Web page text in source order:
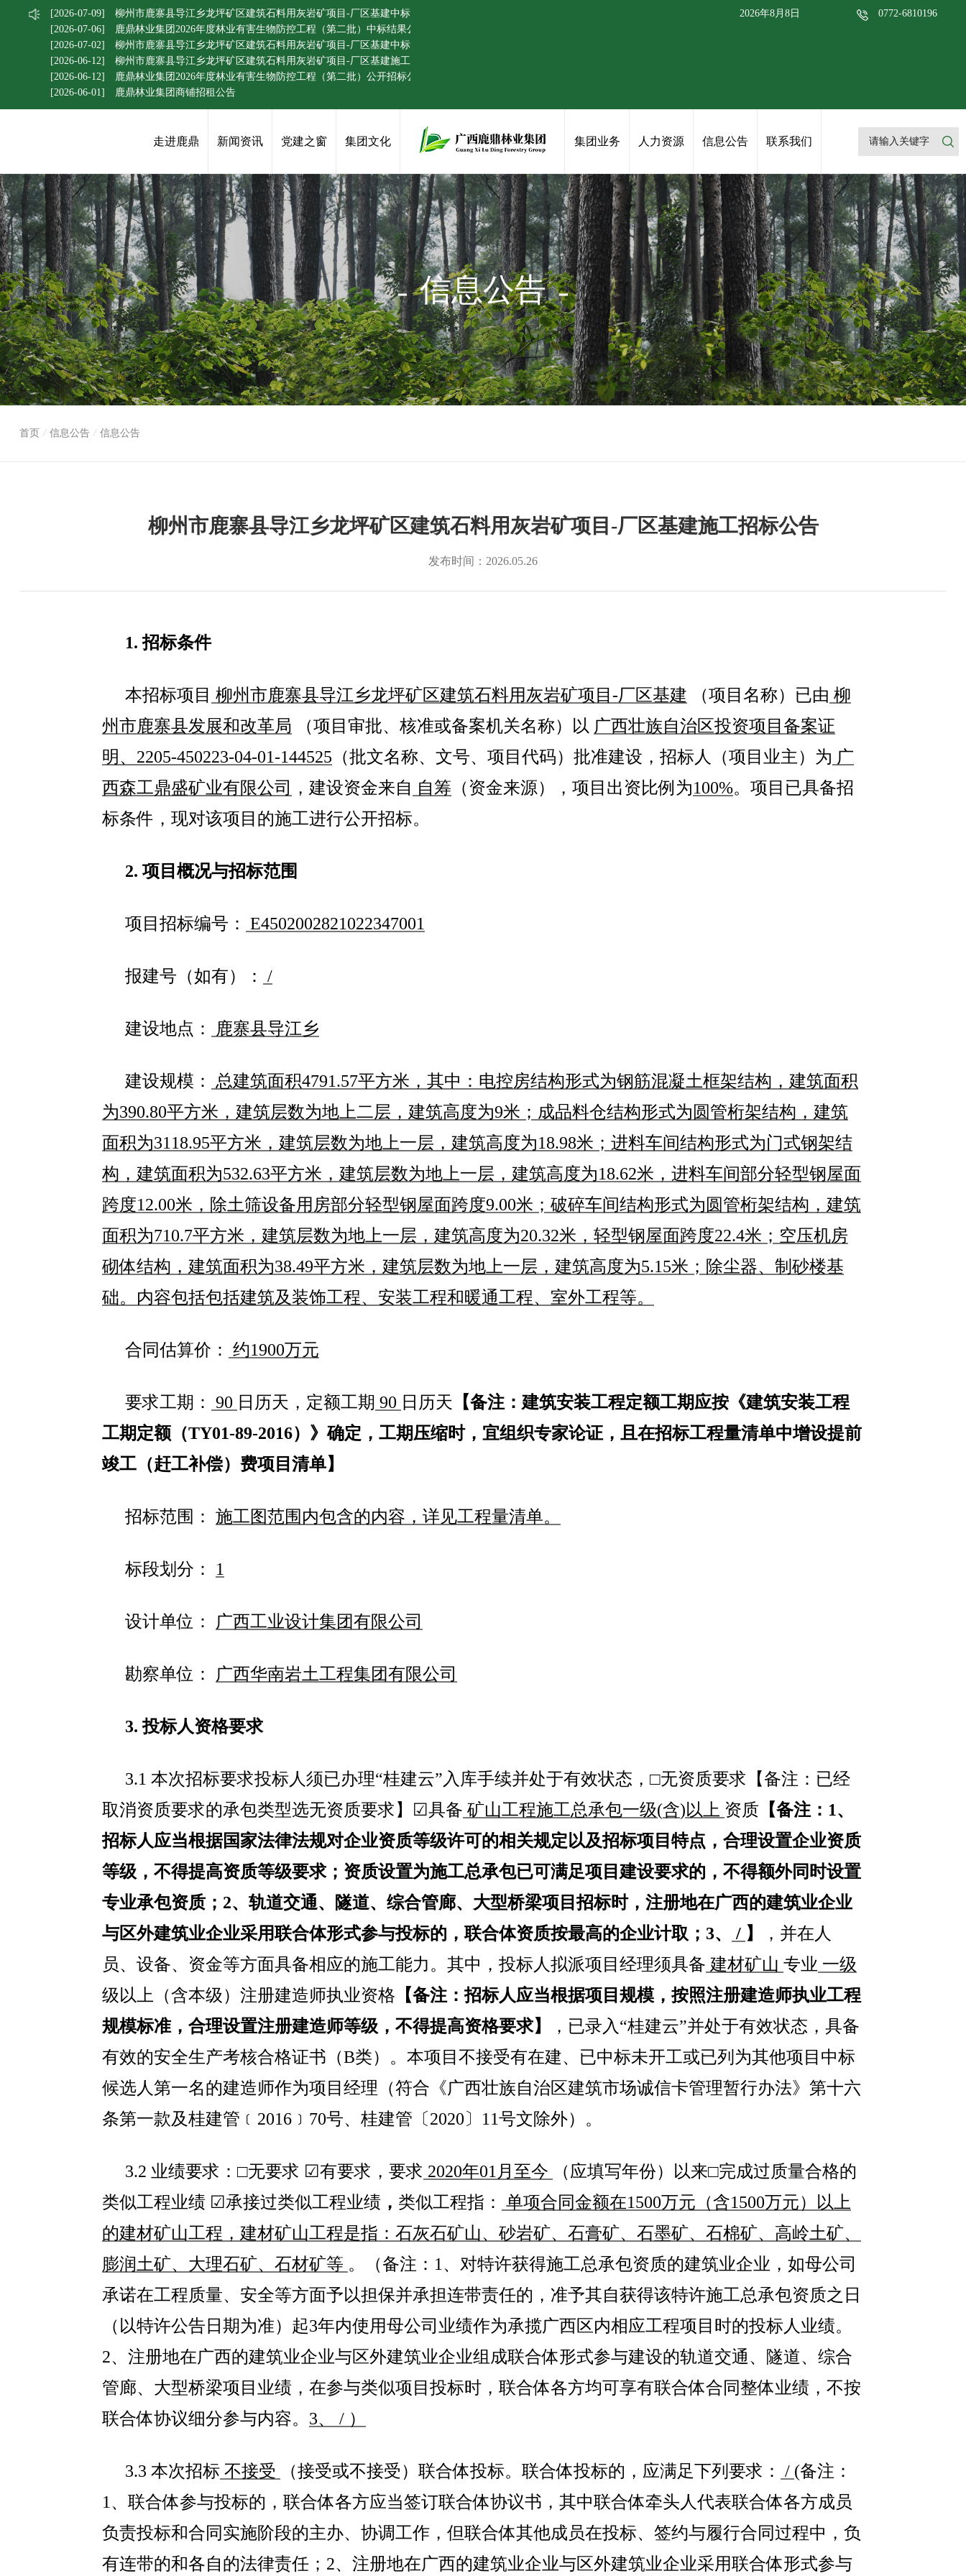
[2026-07-09]
柳州市鹿寨县导江乡龙坪矿区建筑石料用灰岩矿项目-厂区基建中标公告
[2026-07-06]
鹿鼎林业集团2026年度林业有害生物防控工程（第二批）中标结果公告
[2026-07-02]
柳州市鹿寨县导江乡龙坪矿区建筑石料用灰岩矿项目-厂区基建中标候选人公示
[2026-06-12]
柳州市鹿寨县导江乡龙坪矿区建筑石料用灰岩矿项目-厂区基建施工 澄清公告（二）
[2026-06-12]
鹿鼎林业集团2026年度林业有害生物防控工程（第二批）公开招标公告
[2026-06-01]
鹿鼎林业集团商铺招租公告
2026年8月8日 0772-6810196
走进鹿鼎 新闻资讯 党建之窗 集团文化 集团业务 人力资源 信息公告 联系我们
信息公告
首页 / 信息公告 / 信息公告
柳州市鹿寨县导江乡龙坪矿区建筑石料用灰岩矿项目-厂区基建施工招标公告
发布时间：2026.05.26
1.招标条件
本招标项目 柳州市鹿寨县导江乡龙坪矿区建筑石料用灰岩矿项目 -厂区基建 （项目名称）已由 柳
州市鹿寨县发展和改革局 （项目审批、核准或备案机关名称）以 广西壮族自治区投资项目备案证
明 、 2205-450223-04-01-144525 （批文名称、文号、项目代码）批准建设，招标人（项目业主）为 广
西森工鼎盛矿业有限公司 ，建设资金来自 自筹 （资金来源），项目出资比例为100%。项目已具备招
标条件，现对该项目的施工进行公开招标。
2. 项目概况与招标范围
项目招标编号： E4502002821022347001
报建号（如有）： /
建设地点： 鹿寨县导江乡
建设规模： 总建筑面积4791.57平方米，其中： 电控房结构形式为钢筋混凝土框架结构， 建筑面积
为390.80平方米，建筑层数为地上二层，建筑高度为9米； 成品料仓结构形式为圆管桁架结构， 建筑
面积为3118.95平方米，建筑层数为地上一层，建筑高度为18.98米；进料车间结构形式为门式钢架结
构 ， 建筑面积为532.63平方米，建筑层数为地上一层，建筑高度为18.62米 ， 进料车间部分轻型钢屋面
跨度12.00米， 除土筛设备用房部分轻型钢屋面跨度9.00米 ；破碎车间结构形式为圆管桁架结构， 建筑
面积为710.7平方米，建筑层数为地上一层，建筑高度为20.32米 ，轻型钢屋面跨度22.4米 ；空压机房
砌体结构， 建筑面积为38.49平方米， 建筑层数为地上一层 ， 建筑高度为5.15米； 除尘器、制砂楼基
础。内容包括包括建筑及装饰工程、安装工程和暖通工程、室外工程等。
合同估算价： 约1900万元
要求工期： 90 日历天，定额工期 90 日历天 【备注：建筑安装工程定额工期应按《建筑安装工程
工期定额（TY01-89-2016）》确定，工期压缩时，宜组织专家论证，且在招标工程量清单中增设提前
竣工（赶工补偿）费项目清单】
招标范围： 施工图范围内包含的内容，详见工程量清单。
标段划分： 1
设计单位： 广西工业设计集团有限公司
勘察单位： 广西华南岩土工程集团有限公司
3.投标人资格要求
3.1 本次招标要求投标人须已办理“桂建云”入库手续并处于有效状态，□无资质要求【备注：已经
取消资质要求的承包类型选无资质要求】☑具备 矿山工程施工总承包一级(含)以上 资质 【备注： 1、
招标人应当根据国家法律法规对企业资质等级许可的相关规定以及招标项目特点，合理设置企业资质
等级，不得提高资质等级要求；资质设置为施工总承包已可满足项目建设要求的，不得额外同时设置
专业承包资质； 2、轨道交通、隧道、综合管廊、大型桥梁项目招标时， 注册地在广西的建筑业企业
与区外建筑业企业采用联合体形式参与投标的，联合体资质按最高的企业计取； 3、 / 】
，并在人
员、设备、资金等方面具备相应的施工能力。其中，投标人拟派项目经理须具备 建材矿山 专业 一级
级以上（含本级）注册建造师执业资格 【备注：招标人应当根据项目规模，按照注册建造师执业工程
规模标准，合理设置注册建造师等级，不得提高资格要求】
，已录入“桂建云”并处于有效状态，具备
有效的安全生产考核合格证书（B类）。本项目不接受有在建、已中标未开工或已列为其他项目中标
候选人第一名的建造师作为项目经理（符合《广西壮族自治区建筑市场诚信卡管理暂行办法》第十六
条第一款及桂建管 ﹝ 2016 ﹞ 70号、 桂建管〔2020〕 11号文除外）。
3.2 业绩要求： □无要求 ☑有要求，要求 2020年01 月至今
（应填写年份）以来□完成过质量合格的
类似工程业绩 ☑承接过类似工程业绩 ， 类似工程指： 单项合同金额在1500万元（含1500万元）以上
的建材矿山工程，建材矿山工程是指：石灰石矿山、砂岩矿、石膏矿、石墨矿、石棉矿、高岭土矿、
膨润土矿、大理石矿、石材矿等 。（备注： 1 、对特许获得施工总承包资质的建筑业企业，如母公司
承诺在工程质量、安全等方面予以担保并承担连带责任的，准予其自获得该特许施工总承包资质之日
（以特许公告日期为准） 起3年内使用母公司业绩作为承揽广西区内相应工程项目时的投标人业绩。
2、 注册地在广西的建筑业企业与区外建筑业企业组成联合体形式参与建设的轨道交通、隧道、综合
管廊、大型桥梁项目业绩，在参与类似项目投标时，联合体各方均可享有联合体合同整体业绩，不按
联合体协议细分参与内容。 3、 / ）
3.3 本次招标 不接受 （接受或不接受）联合体投标。联合体投标的，应满足下列要求： / (备注 ：
1 、 联合体参与投标的，联合体各方应当签订联合体协议书，其中联合体牵头人代表联合体各方成员
负责投标和合同实施阶段的主办、协调工作，但联合体其他成员在投标、签约与履行合同过程中，负
有连带的和各自的法律责任； 2、 注册地在广西的建筑业企业与区外建筑业企业采用联合体形式参与